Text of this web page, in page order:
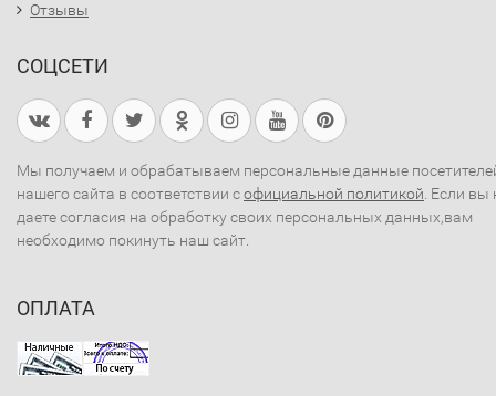
Отзывы
СОЦСЕТИ
Мы получаем и обрабатываем персональные данные
нашего сайта в соответствии софициальной политикой . Если вы
даете согласия на обработку своих персональных данных,вам
необходимо покинуть наш сайт.
ОПЛАТА